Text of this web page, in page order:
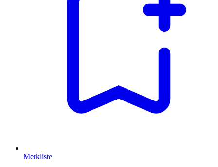
Merkliste